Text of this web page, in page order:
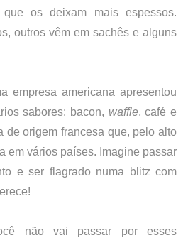
que os deixam mais espessos.
outros vêm em sachês e alguns
empresa americana apresentou
sabores: bacon, waffle, café e
de origem francesa que, pelo alto
em vários países. Imagine passar
e ser flagrado numa blitz com
não vai passar por esses